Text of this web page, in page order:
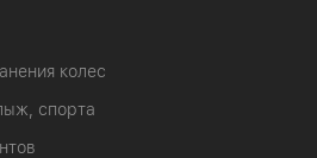
колес
спорта